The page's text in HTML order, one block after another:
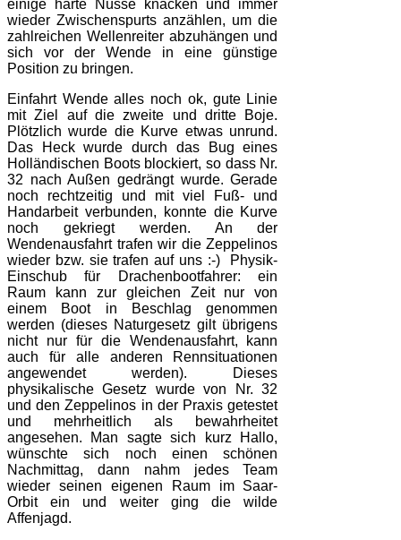
einige harte Nüsse knacken und immer
wieder Zwischenspurts anzählen, um die
zahlreichen Wellenreiter abzuhängen und
sich vor der Wende in eine günstige
Position zu bringen.
Einfahrt Wende alles noch ok, gute Linie
mit Ziel auf die zweite und dritte Boje.
Plötzlich wurde die Kurve etwas unrund.
Das Heck wurde durch das Bug eines
Holländischen Boots blockiert, so dass Nr.
32 nach Außen gedrängt wurde. Gerade
noch rechtzeitig und mit viel Fuß- und
Handarbeit verbunden, konnte die Kurve
noch gekriegt werden. An der
Wendenausfahrt trafen wir die Zeppelinos
wieder bzw. sie trafen auf uns :-)
Physik-
Einschub für Drachenbootfahrer: ein
Raum kann zur gleichen Zeit nur von
einem Boot in Beschlag genommen
werden (dieses Naturgesetz gilt übrigens
nicht nur für die Wendenausfahrt, kann
auch für alle anderen Rennsituationen
angewendet werden). Dieses
physikalische Gesetz wurde von Nr. 32
und den Zeppelinos in der Praxis getestet
und mehrheitlich als bewahrheitet
angesehen. Man sagte sich kurz Hallo,
wünschte sich noch einen schönen
Nachmittag, dann nahm jedes Team
wieder seinen eigenen Raum im Saar-
Orbit ein und weiter ging die wilde
Affenjagd.